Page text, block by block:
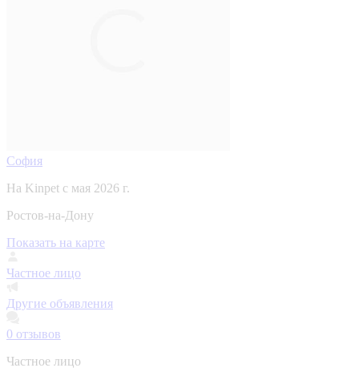
София
На Kinpet c мая 2026 г.
Ростов-на-Дону
Показать на карте
Частное лицо
Другие объявления
0 отзывов
Частное лицо